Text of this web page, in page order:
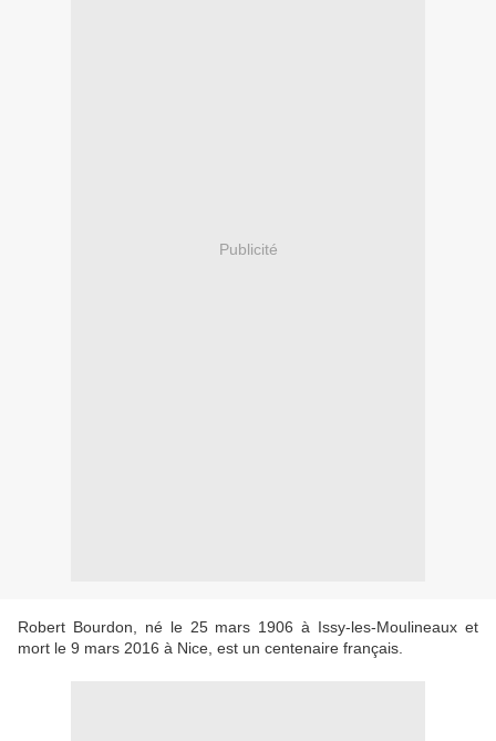
Publicité
Robert Bourdon, né le 25 mars 1906 à Issy-les-Moulineaux et
mort le 9 mars 2016 à Nice, est un centenaire français.